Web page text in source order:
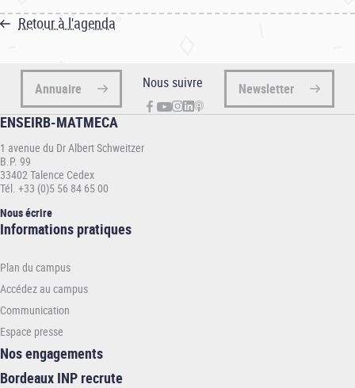
Retour à l'agenda
Annuaire Nous suivre Newsletter
ENSEIRB-MATMECA
1 avenue du Dr Albert Schweitzer
B.P. 99
33402 Talence Cedex
Tél. +33 (0)5 56 84 65 00
Nous écrire
Informations
ENSEIRB-
MATMECA
Informations pratiques
Plan du campus
Accédez au campus
Communication
Espace presse
Nos engagements
Bordeaux INP recrute